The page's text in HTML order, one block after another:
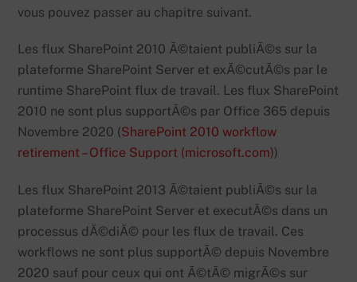
vous pouvez passer au chapitre suivant.
Les flux SharePoint 2010 Ã©taient publiÃ©s sur la
plateforme SharePoint Server et exÃ©cutÃ©s par le
runtime SharePoint flux de travail. Les flux SharePoint
2010 ne sont plus supportÃ©s par Office 365 depuis
Novembre 2020 (SharePoint 2010 workflow
retirement – Office Support (microsoft.com))
Les flux SharePoint 2013 Ã©taient publiÃ©s sur la
plateforme SharePoint Server et executÃ©s dans un
processus dÃ©diÃ© pour les flux de travail. Ces
workflows ne sont plus supportÃ© depuis Novembre
2020 sauf pour ceux qui ont Ã©tÃ© migrÃ©s sur